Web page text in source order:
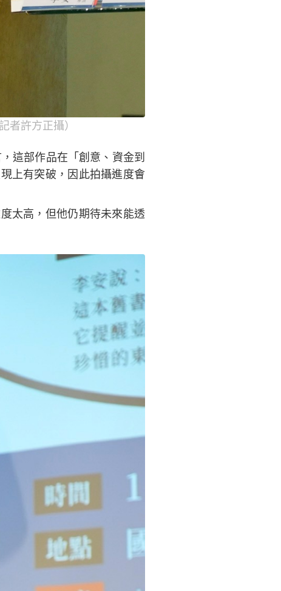
者許方正攝）
這部作品在「創意、資金到
上有突破，因此拍攝進度會
太高，但他仍期待未來能透